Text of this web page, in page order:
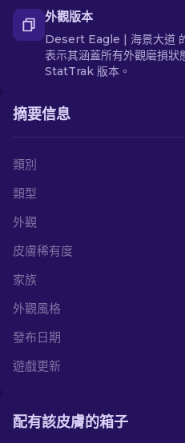
外觀版本
Desert Eagle | 海景大道
表示其涵蓋所有外觀磨損
StatTrak 版本。
摘要信息
類別
類型
外觀
皮膚稀有度
家族
外觀風格
發布日期
遊戲更新
配有該皮膚的箱子